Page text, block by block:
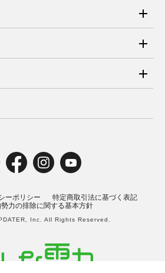
ス
ビス
FIT
ス・卒FIT電気の売電
ス・新電力向けサービス
ーポリシー
特定商取引法に基づく表記
勢力の排除に関する基本方針
Inc. All Rights Reserved.